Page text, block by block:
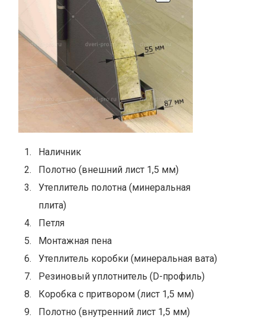
Гибкий переход
С бордовым
напылением
Со стеклопакетом
отверстием под
домофон
Наличник
Полотно (внешний лист 1,5 мм)
Утеплитель полотна (минеральная
плита)
Петля
Монтажная пена
Утеплитель коробки (минеральная вата)
Резиновый уплотнитель (D-профиль)
Коробка с притвором (лист 1,5 мм)
Полотно (внутренний лист 1,5 мм)